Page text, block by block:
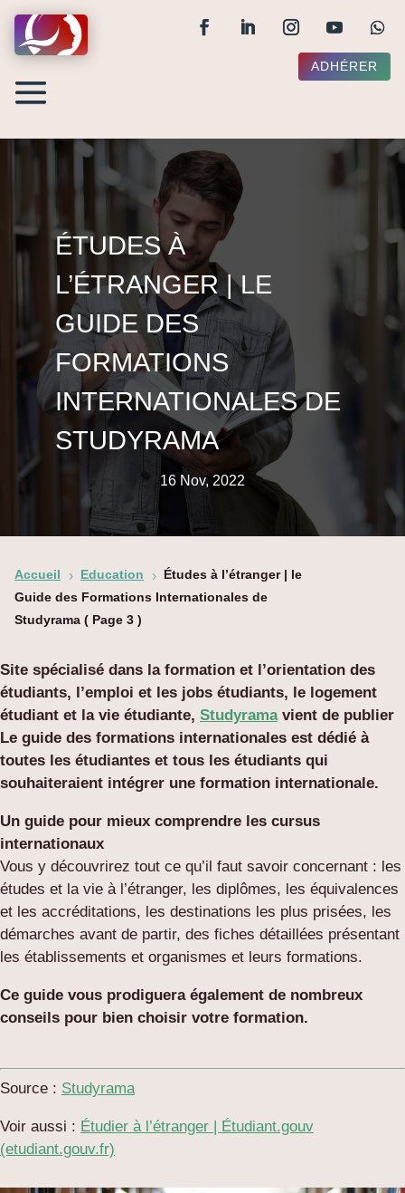
ADHÉRER
ÉTUDES À
L’ÉTRANGER | LE
GUIDE DES
FORMATIONS
INTERNATIONALES DE
STUDYRAMA
16 Nov, 2022
Accueil 5 Education 5
Études à l’étranger | le
Guide des Formations Internationales de
Studyrama ( Page 3 )
Site spécialisé dans la formation et l’orientation des
étudiants, l’emploi et les jobs étudiants, le logement
étudiant et la vie étudiante, Studyramavient de publier
Le guide des formations internationales est dédié à
toutes les étudiantes et tous les étudiants qui
souhaiteraient intégrer une formation internationale.
Un guide pour mieux comprendre les cursus
internationaux
Vous y découvrirez tout ce qu’il faut savoir concernant : les
études et la vie à l’étranger, les diplômes, les équivalences
et les accréditations, les destinations les plus prisées, les
démarches avant de partir, des fiches détaillées présentant
les établissements et organismes et leurs formations.
Ce guide vous prodiguera également de nombreux
conseils pour bien choisir votre formation.
Source : Studyrama
Voir aussi : Étudier à l’étranger | Étudiant.gouv
(etudiant.gouv.fr)